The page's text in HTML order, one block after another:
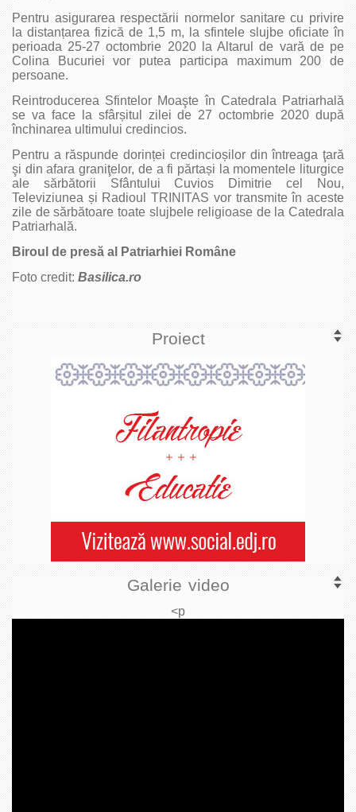
Pentru asigurarea respectării normelor sanitare cu privire
la distanțarea fizică de 1,5 m, la sfintele slujbe oficiate în
perioada 25-27 octombrie 2020 la Altarul de vară de pe
Colina Bucuriei vor putea participa maximum 200 de
persoane.
Reintroducerea Sfintelor Moaşte în Catedrala Patriarhală
se va face la sfârșitul zilei de 27 octombrie 2020 după
închinarea ultimului credincios.
Pentru a răspunde dorinței credincioșilor din întreaga ţară
şi din afara graniţelor, de a fi părtași la momentele liturgice
ale sărbătorii Sfântului Cuvios Dimitrie cel Nou,
Televiziunea și Radioul TRINITAS vor transmite în aceste
zile de sărbătoare toate slujbele religioase de la Catedrala
Patriarhală.
Biroul de presă al Patriarhiei Române
Foto credit: Basilica.ro
Proiect
Galerie video
<p